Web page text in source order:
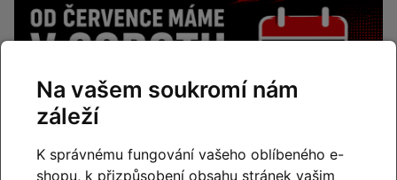
Na vašem soukromí nám
záleží
K správnému fungování vašeho oblíbeného e-
shopu, k přizpůsobení obsahu stránek vašim